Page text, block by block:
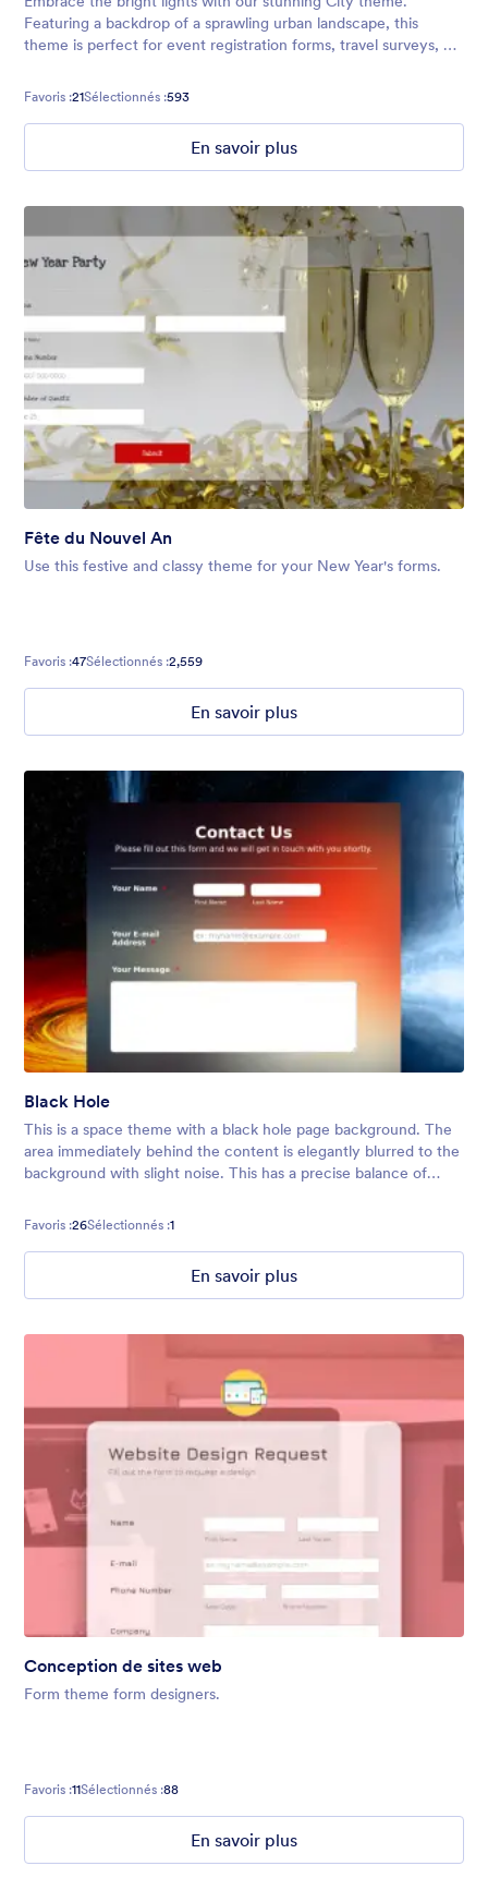
Featuring a backdrop of a sprawling urban landscape, this
theme is perfect for event registration forms, travel surveys, or
Favoris :21Sélectionnés :593
En savoir plus
Fête du Nouvel An
Use this festive and classy theme for your New Year's forms.
Favoris :47Sélectionnés :2,559
En savoir plus
Black Hole
This is a space theme with a black hole page background. The
area immediately behind the content is elegantly blurred to the
background with slight noise. This has a precise balance of
modern touc
Favoris :26Sélectionnés :1
En savoir plus
Conception de sites web
Form theme form designers.
Favoris :11Sélectionnés :88
En savoir plus